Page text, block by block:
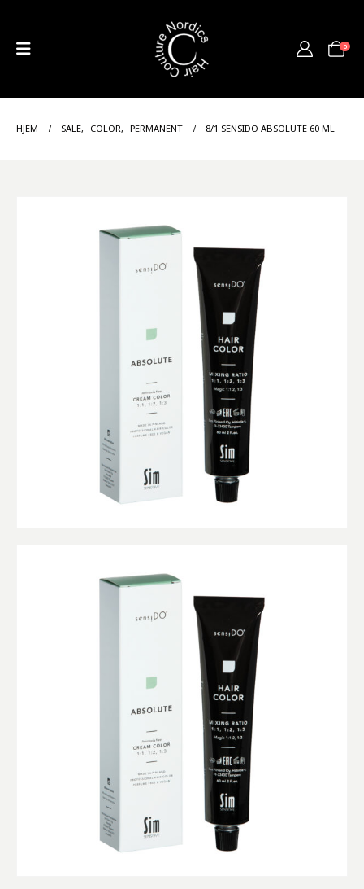
0
HJEM SALE, COLOR, PERMANENT 8/1 SENSIDO ABSOLUTE 60 ML